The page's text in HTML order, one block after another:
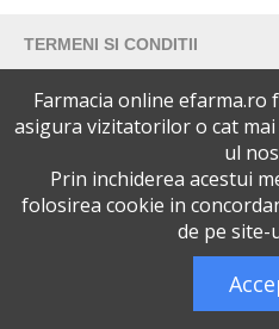
TERMENI SI CONDITII
POLITICA DE
0727515368
Dreptul de autor © efarma.ro - Toate Drepturile
Farmacia online
asigura vizitatorilor o cat
ul
Prin inchiderea acestui
folosirea cookie in
de pe site-